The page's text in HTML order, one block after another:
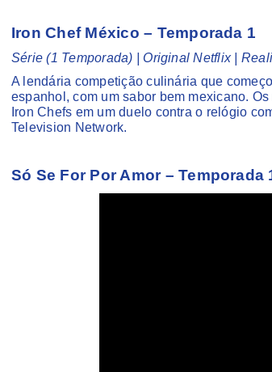
Iron Chef México – Temporada 1
Série (1 Temporada) | Original Netflix |
A lendária competição culinária que
espanhol, com um sabor bem mexicano.
Iron Chefs em um duelo contra o relógio
Television Network.
Só Se For Por Amor – Temporada